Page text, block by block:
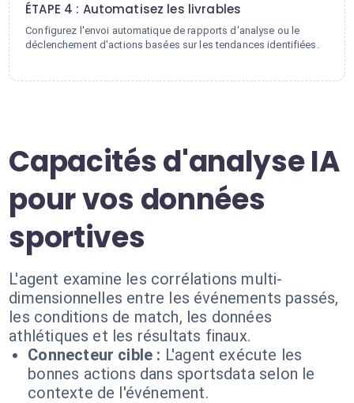
ÉTAPE 4 : Automatisez les livrables
Configurez l'envoi automatique de rapports d'analyse ou le
déclenchement d'actions basées sur les tendances identifiées.
Capacités d'analyse IA
pour vos données
sportives
L'agent examine les corrélations multi-
dimensionnelles entre les événements passés,
les conditions de match, les données
athlétiques et les résultats finaux.
Connecteur cible : L'agent exécute les
bonnes actions dans sportsdata selon le
contexte de l'événement.